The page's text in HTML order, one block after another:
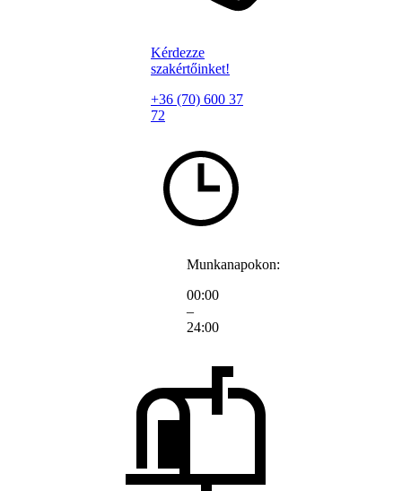
Kérdezze
szakértőinket!
+36 (70) 600 37
72
Munkanapokon:
00:00
–
24:00